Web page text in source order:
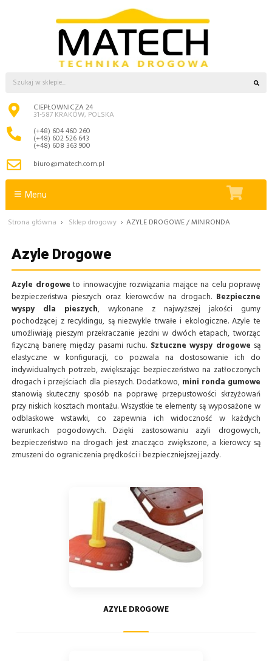
CIEPŁOWNICZA 24
31-587 KRAKÓW, POLSKA
(+48) 604 460 260
(+48) 602 526 643
(+48) 608 363 900
biuro@matech.com.pl
Menu
Strona główna › Sklep drogowy › AZYLE DROGOWE / MINIRONDA
Azyle Drogowe
Azyle drogoweto innowacyjne rozwiązania mające na celu poprawę
bezpieczeństwa pieszych oraz kierowców na drogach. Bezpieczne
wyspy dla pieszych, wykonane z najwyższej jakości gumy
pochodzącej z recyklingu, są niezwykle trwałe i ekologiczne. Azyle te
umożliwiają pieszym przekraczanie jezdni w dwóch etapach, tworząc
fizyczną barierę między pasami ruchu. Sztuczne wyspy drogowe są
elastyczne w konfiguracji, co pozwala na dostosowanie ich do
indywidualnych potrzeb, zwiększając bezpieczeństwo na zatłoczonych
drogach i przejściach dla pieszych. Dodatkowo, mini ronda gumowe
stanowią skuteczny sposób na poprawę przepustowości skrzyżowań
przy niskich kosztach montażu. Wszystkie te elementy są wyposażone w
odblaskowe wstawki, co zapewnia ich widoczność w każdych
warunkach pogodowych. Dzięki zastosowaniu azyli drogowych,
bezpieczeństwo na drogach jest znacząco zwiększone, a kierowcy są
zmuszeni do ograniczenia prędkości i bezpieczniejszej jazdy.
AZYLE DROGOWE